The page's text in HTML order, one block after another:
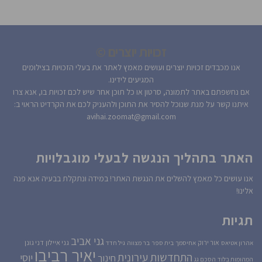
אנו מכבדים זכויות יוצרים ועושים מאמץ לאתר את בעלי הזכויות בצילומים
המגיעים לידינו.
אם נחשפתם באתר לתמונה, סרטון או כל תוכן אחר שיש לכם זכויות בו, אנא צרו
איתנו קשר על מנת שנוכל להסיר את התוכן ולהעניק לכם את הקרדיט הראוי ב:
avihai.zoomat@gmail.com
האתר בתהליך הנגשה לבעלי מוגבלויות
אנו עושים כל מאמץ להשלים את הנגשת האתר! במידה ונתקלת בבעיה אנא פנה
אלינו!
תגיות
אהרון אטיאס אור ירוק אחיסמך בית ספר בר מצווה גיל חדד גני אביב גני איילון דני גונן
המהומות בלוד הסכם גג התחדשות עירוניתחינוך יאיר רביבו יוסי